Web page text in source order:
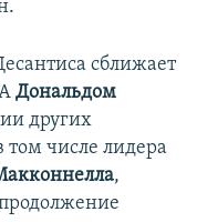
сближает
Дональдом
других
том числе лидера
,